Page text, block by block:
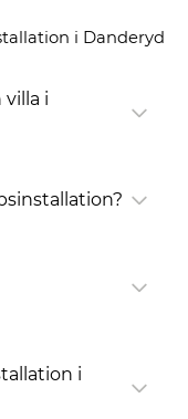
i Danderyd
i
i